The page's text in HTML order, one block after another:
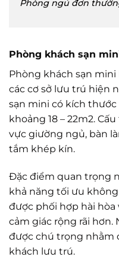
Phòng ngủ đơn
Phòng khách sạn
Phòng khách sạn
các cơ sở lưu trú hiện
sạn mini có kích
khoảng 18 – 22m2.
vực giường ngủ, bàn
tắm khép kín.
Đặc điểm quan trọng
khả năng tối ưu
được phối hợp hài
cảm giác rộng rãi hơn.
được chú trọng nhằm
khách lưu trú.